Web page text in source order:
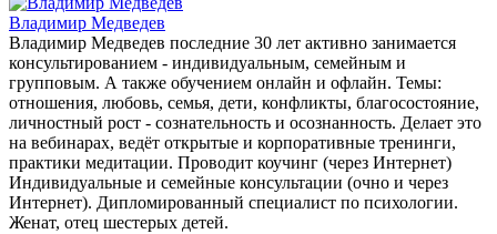
Владимир Медведев
Владимир Медведев последние 30 лет активно занимается
консультированием - индивидуальным, семейным и
групповым. А также обучением онлайн и офлайн. Темы:
отношения, любовь, семья, дети, конфликты, благосостояние,
личностный рост - сознательность и осознанность. Делает это
на вебинарах, ведёт открытые и корпоративные тренинги,
практики медитации. Проводит коучинг (через Интернет)
Индивидуальные и семейные консультации (очно и через
Интернет). Дипломированный специалист по психологии.
Женат, отец шестерых детей.